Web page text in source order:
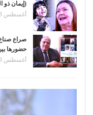
(إيمان
أغسطس 8, 2026
صراع
حضورها
أغسطس 8, 2026